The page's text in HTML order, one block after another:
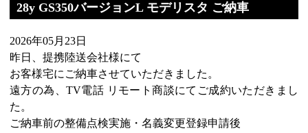
28y GS350バージョンL モデリスタ ご納車
2026年05月23日
昨日、提携陸送会社様にて
お客様宅にご納車させていただきました。
遠方の為、TV電話 リモート商談にてご成約いただきまし
た。
ご納車前の整備点検実施・名義変更登録申請後